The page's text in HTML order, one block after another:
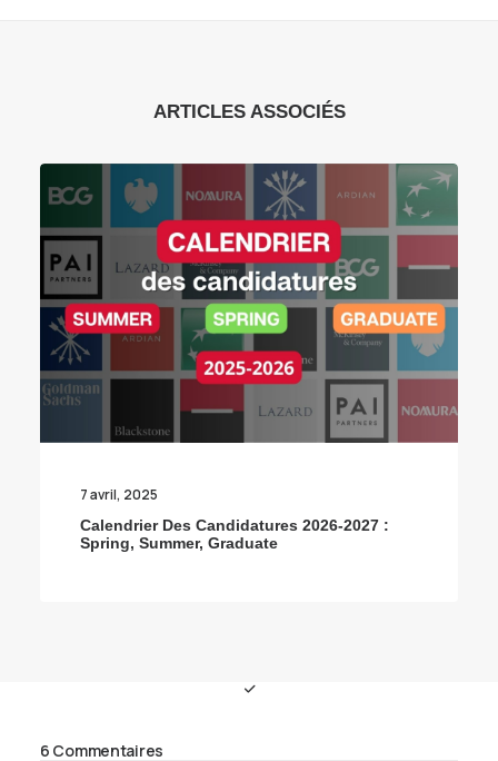
ARTICLES ASSOCIÉS
7 avril, 2025
Calendrier Des Candidatures 2026-2027 :
Spring, Summer, Graduate
6 Commentaires